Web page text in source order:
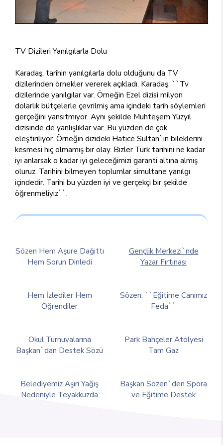
TV Dizileri Yanılgılarla Dolu
Karadaş, tarihin yanılgılarla dolu olduğunu da TV
dizilerinden örnekler vererek açıkladı. Karadaş, ``Tv
dizilerinde yanılgılar var. Örneğin Ezel dizisi milyon
dolarlık bütçelerle çevrilmiş ama içindeki tarih söylemleri
gerçeğini yansıtmıyor. Aynı şekilde Muhteşem Yüzyıl
dizisinde de yanlışlıklar var. Bu yüzden de çok
eleştiriliyor. Örneğin dizideki Hatice Sultan`ın bileklerini
kesmesi hiç olmamış bir olay. Bizler Türk tarihini ne kadar
iyi anlarsak o kadar iyi geleceğimizi garanti altına almış
oluruz. Tarihini bilmeyen toplumlar simultane yanılgı
içindedir. Tarihi bu yüzden iyi ve gerçekçi bir şekilde
öğrenmeliyiz``.
Sözen Hem Aşure Dağıttı
Hem Sorun Dinledi
Gençlik Merkezi`nde
Yazar Fırtınası
Hem İzlediler Hem
Öğrendiler
Sözen; ``Eğitime Canımız
Feda``
Okul Turnuvalarına
Başkan`dan Destek Sözü
Park Bahçeler Atölyesi
Tam Gaz
Belediyemiz Aşırı Yağış
Nedeniyle Teyakkuzda
Başkan Sözen`den Spora
ve Eğitime Destek